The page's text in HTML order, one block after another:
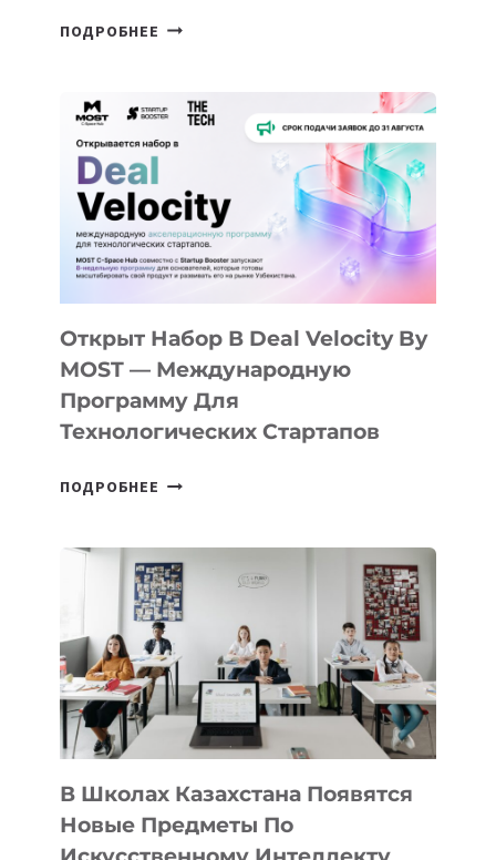
ПОДРОБНЕЕ ОТ
АЛМАТЫ:
КАК
AI
YOUTH
CAMP
ДАЛ
30
ПОДРОСТКАМ
БИЛЕТ
В
ПРЕДПРИНИМАТЕЛЬСТВО
Открыт Набор В Deal Velocity By
MOST — Международную
Программу Для
Технологических Стартапов
ПОДРОБНЕЕ ОТКРЫТ
DEAL
VELOCITY
BY
MOST
—
МЕЖДУНАРОДНУЮ
ПРОГРАММУ
ДЛЯ
ТЕХНОЛОГИЧЕСКИХ
В Школах Казахстана Появятся
Новые Предметы По